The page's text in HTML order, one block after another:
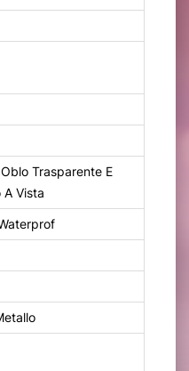
Trasparente E
A Vista